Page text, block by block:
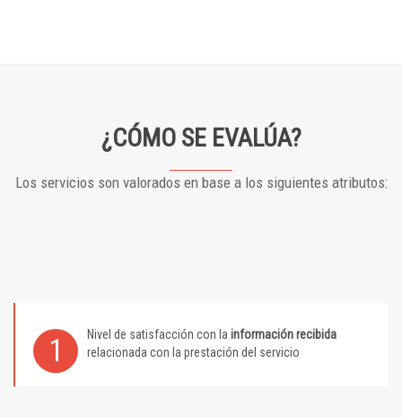
¿CÓMO SE EVALÚA?
Los servicios son valorados en base a los siguientes atributos:
1 Nivel de satisfacción con la información recibida
relacionada con la prestación del servicio